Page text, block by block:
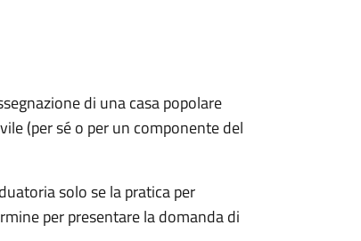
di una casa popolare
(per sé o per un componente del
solo se la pratica per
per presentare la domanda di